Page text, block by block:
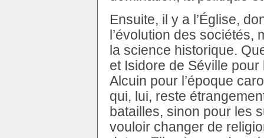
Ensuite, il y a l’Église,
l’évolution des sociétés,
la science historique.
et Isidore de Séville
Alcuin pour l’époque
qui, lui, reste
batailles, sinon pour les
vouloir changer de